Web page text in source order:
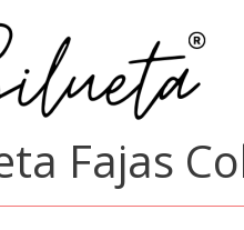
Fajas